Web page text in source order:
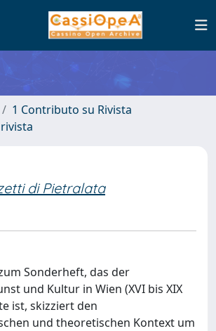
1 Contributo su Rivista
di Pietralata
Sonderheft, das der
und Kultur in Wien (XVI bis XIX
ist, skizziert den
und theoretischen Kontext um